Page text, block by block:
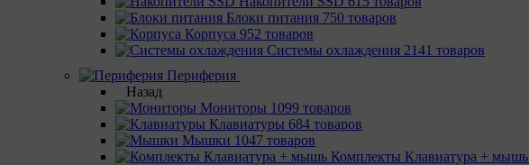
Блоки питания 750 товаров
Корпуса 952 товаров
Системы охлаждения 2141 товаров
Периферия
Назад
Мониторы 1099 товаров
Клавиатуры 684 товаров
Мышки 1047 товаров
Комплекты Клавиатура + мышь